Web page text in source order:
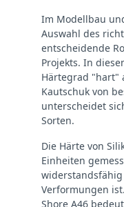
Im Modellbau
Auswahl des
entscheidende
Projekts. In
Härtegrad "hart"
Kautschuk von
unterscheidet
Sorten.
Die Härte von
Einheiten
Verformungen
Shore A46